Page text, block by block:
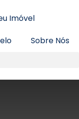
Imóvel
Sobre Nós